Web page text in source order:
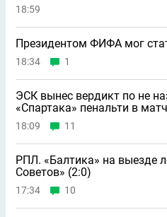
18:59
Президентом ФИФА мог
18:34 1
ЭСК вынес вердикт по не
«Спартака» пенальти в
18:09 11
РПЛ. «Балтика» на выезде
Советов» (2:0)
17:34 10